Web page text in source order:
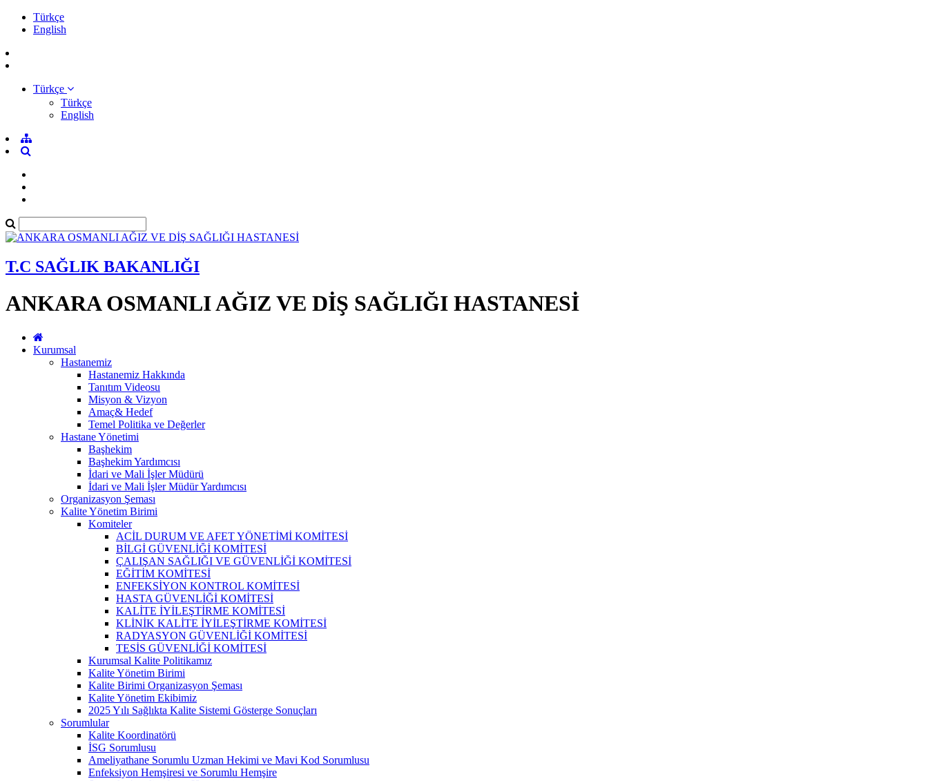
Türkçe
English
Türkçe
Türkçe
English
T.C SAĞLIK BAKANLIĞI
ANKARA OSMANLI AĞIZ VE DİŞ SAĞLIĞI HASTANESİ
Kurumsal
Hastanemiz
Hastanemiz Hakkında
Tanıtım Videosu
Misyon & Vizyon
Amaç& Hedef
Temel Politika ve Değerler
Hastane Yönetimi
Başhekim
Başhekim Yardımcısı
İdari ve Mali İşler Müdürü
İdari ve Mali İşler Müdür Yardımcısı
Organizasyon Şeması
Kalite Yönetim Birimi
Komiteler
ACİL DURUM VE AFET YÖNETİMİ KOMİTESİ
BİLGİ GÜVENLİĞİ KOMİTESİ
ÇALIŞAN SAĞLIĞI VE GÜVENLİĞİ KOMİTESİ
EĞİTİM KOMİTESİ
ENFEKSİYON KONTROL KOMİTESİ
HASTA GÜVENLİĞİ KOMİTESİ
KALİTE İYİLEŞTİRME KOMİTESİ
KLİNİK KALİTE İYİLEŞTİRME KOMİTESİ
RADYASYON GÜVENLİĞİ KOMİTESİ
TESİS GÜVENLİĞİ KOMİTESİ
Kurumsal Kalite Politikamız
Kalite Yönetim Birimi
Kalite Birimi Organizasyon Şeması
Kalite Yönetim Ekibimiz
2025 Yılı Sağlıkta Kalite Sistemi Gösterge Sonuçları
Sorumlular
Kalite Koordinatörü
İSG Sorumlusu
Ameliyathane Sorumlu Uzman Hekimi ve Mavi Kod Sorumlusu
Enfeksiyon Hemşiresi ve Sorumlu Hemşire